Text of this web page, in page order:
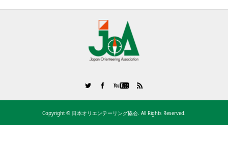
Copyright © 日本オリエンテーリング協会. All Rights Reserved.